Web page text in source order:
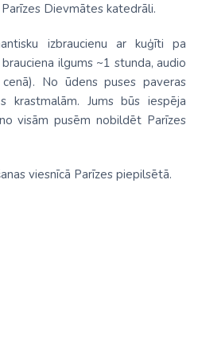
Dievmātes katedrāli.
izbraucienu ar kuģīti pa
ilgums ~1 stunda, audio
No ūdens puses paveras
krastmalām. Jums būs iespēja
visām pusēm nobildēt Parīzes
viesnīcā Parīzes piepilsētā.